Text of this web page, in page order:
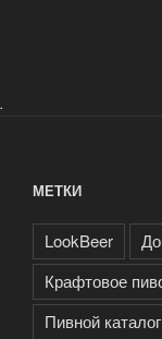
.
МЕТКИ
LookBeer
Крафтовое
Пивной каталог